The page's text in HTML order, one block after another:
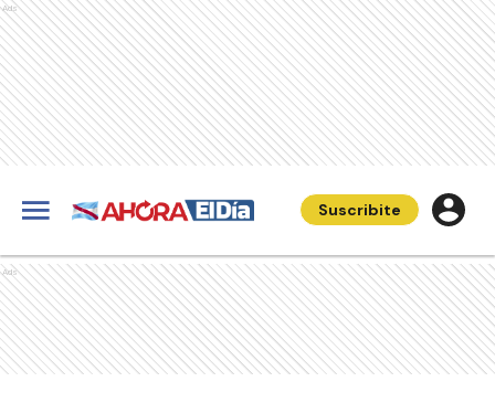
Ads
Suscribite
Ads